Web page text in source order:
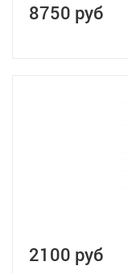
8750 руб
2100 руб